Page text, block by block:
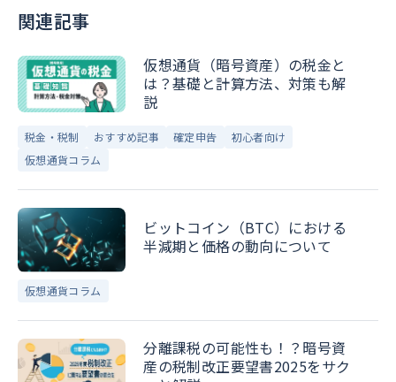
関連記事
仮想通貨（暗号資産）の税金と
は？基礎と計算方法、対策も解
説
税金・税制 おすすめ記事 確定申告
初心者向け
仮想通貨コラム
ビットコイン（BTC）における
半減期と価格の動向について
仮想通貨コラム
分離課税の可能性も！？暗号資
産の税制改正要望書2025をサク